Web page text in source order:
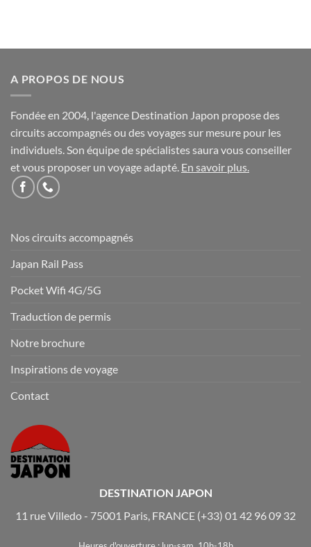
A PROPOS DE NOUS
Fondée en 2004, l'agence Destination Japon propose des
circuits accompagnés ou des voyages sur mesure pour les
individuels. Son équipe de spécialistes saura vous conseiller
et vous proposer un voyage adapté. En savoir plus.
Nos circuits accompagnés
Japan Rail Pass
Pocket Wifi 4G/5G
Traduction de permis
Notre brochure
Inspirations de voyage
Contact
DESTINATION JAPON
11 rue Villedo - 75001 Paris, FRANCE (+33) 01 42 96 09 32